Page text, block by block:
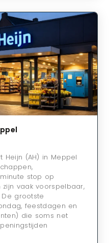
Heijn (AH) in Meppel
stop op
vaak voorspelbaar,
grootste
feestdagen en
die soms net